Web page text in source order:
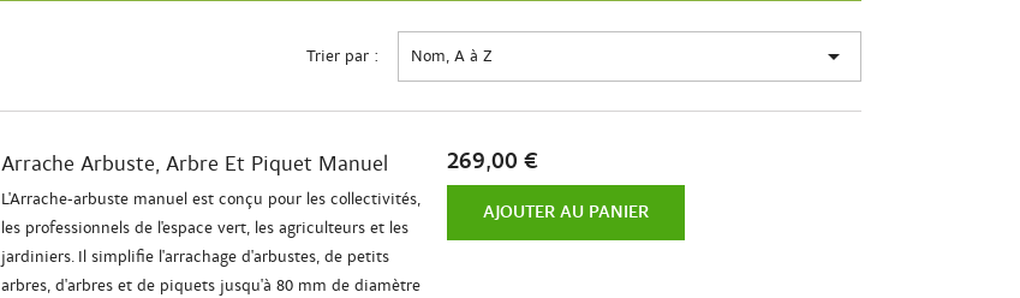
Trier par : Nom, A à Z 
Arrache Arbuste, Arbre Et Piquet Manuel
L'Arrache-arbuste manuel est conçu pour les collectivités,
les professionnels de l'espace vert, les agriculteurs et les
jardiniers. Il simplifie l'arrachage d'arbustes, de petits
arbres, d'arbres et de piquets jusqu'à 80 mm de diamètre
269,00 €
AJOUTER AU PANIER